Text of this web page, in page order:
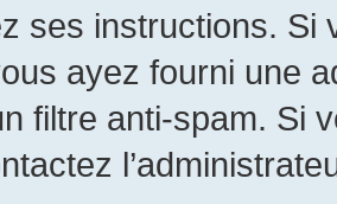
ses instructions. Si
ayez fourni une
filtre anti-spam. Si